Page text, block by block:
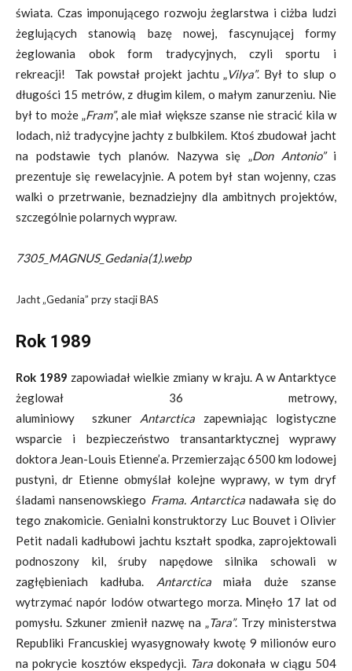
świata. Czas imponującego rozwoju żeglarstwa i ciżba ludzi
żeglujących stanowią bazę nowej, fascynującej formy
żeglowania obok form tradycyjnych, czyli sportu i
rekreacji! Tak powstał projekt jachtu „Vilya”. Był to slup o
długości 15 metrów, z długim kilem, o małym zanurzeniu. Nie
był to może „Fram”, ale miał większe szanse nie stracić kila w
lodach, niż tradycyjne jachty z bulbkilem. Ktoś zbudował jacht
na podstawie tych planów. Nazywa się „Don Antonio”i
prezentuje się rewelacyjnie. A potem był stan wojenny, czas
walki o przetrwanie, beznadziejny dla ambitnych projektów,
szczególnie polarnych wypraw.
7305_MAGNUS_Gedania(1).webp
Jacht „Gedania” przy stacji BAS
Rok 1989
Rok 1989 zapowiadał wielkie zmiany w kraju. A w Antarktyce
żeglował 36 metrowy,
aluminiowy szkuner Antarctica zapewniając logistyczne
wsparcie i bezpieczeństwo transantarktycznej wyprawy
doktora Jean-Louis Etienne’a. Przemierzając 6500 km lodowej
pustyni, dr Etienne obmyślał kolejne wyprawy, w tym dryf
śladami nansenowskiego Frama. Antarctica nadawała się do
tego znakomicie. Genialni konstruktorzy Luc Bouvet i Olivier
Petit nadali kadłubowi jachtu kształt spodka, zaprojektowali
podnoszony kil, śruby napędowe silnika schowali w
zagłębieniach kadłuba. Antarcticamiała duże szanse
wytrzymać napór lodów otwartego morza. Minęło 17 lat od
pomysłu. Szkuner zmienił nazwę na „Tara”. Trzy ministerstwa
Republiki Francuskiej wyasygnowały kwotę 9 milionów euro
na pokrycie kosztów ekspedycji. Tara dokonała w ciągu 504